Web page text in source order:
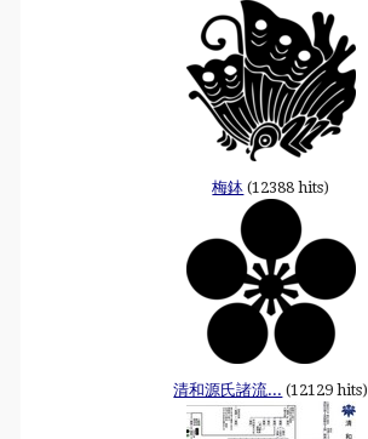
梅鉢 (12388 hits)
清和源氏諸流... (12129 hits)